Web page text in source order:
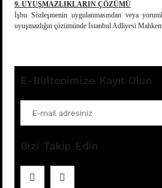
9. UYUŞMAZLIKLARIN ÇÖZÜMÜ
İşbu Sözleşmenin uygulanmasından veya
uyuşmazlığın çözümünde İstanbul Adliyesi
E-Bültenimize Kayıt Olun
Bizi Takip Edin